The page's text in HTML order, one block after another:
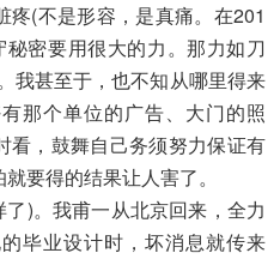
(不是形容，是真痛。在201
密要用很大的力。那力如刀
我甚至于，也不知从哪里得来
那个单位的广告、大门的照
看，鼓舞自己务须努力保证有
要得的结果让人害了。
)。我甫一从北京回来，全力
毕业设计时，坏消息就传来